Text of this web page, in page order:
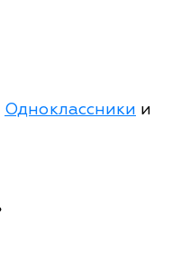
Одноклассники и